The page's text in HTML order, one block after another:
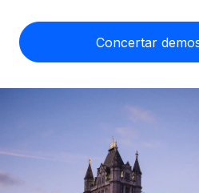
cumpliendo la normativa.
Externaliza tareas laborales
Comparador de Remote
Compáranos con otras
Soluciones ágiles de RR.
empresas en crecimiento.
cualquier país.
Descubre opciones de
APRENDIZAJE CON REMOTE
English
Nederlands
Deutsch
Concertar